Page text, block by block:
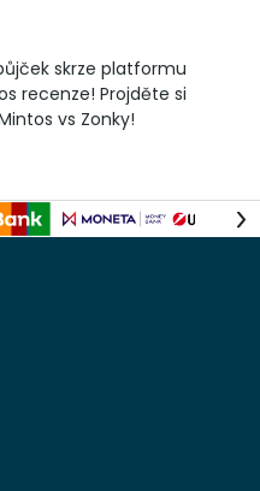
skrze platformu
recenze! Projděte si
vs Zonky!